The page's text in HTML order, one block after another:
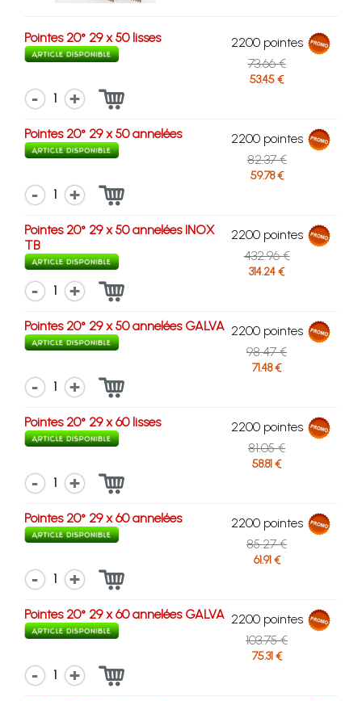
Pointes 20° 29 x 50 lisses
2200 pointes
73.66 €
53.45 €
1
Pointes 20° 29 x 50 annelées
2200 pointes
82.37 €
59.78 €
1
Pointes 20° 29 x 50 annelées INOX
TB
2200 pointes
432.96 €
314.24 €
1
Pointes 20° 29 x 50 annelées GALVA 2200 pointes
98.47 €
71.48 €
1
Pointes 20° 29 x 60 lisses
2200 pointes
81.05 €
58.81 €
1
Pointes 20° 29 x 60 annelées
2200 pointes
85.27 €
61.91 €
1
Pointes 20° 29 x 60 annelées GALVA 2200 pointes
103.75 €
75.31 €
1